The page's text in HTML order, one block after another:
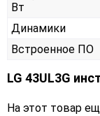
Вт
Динамики
Встроенное ПО
LG 43UL3G
На этот товар